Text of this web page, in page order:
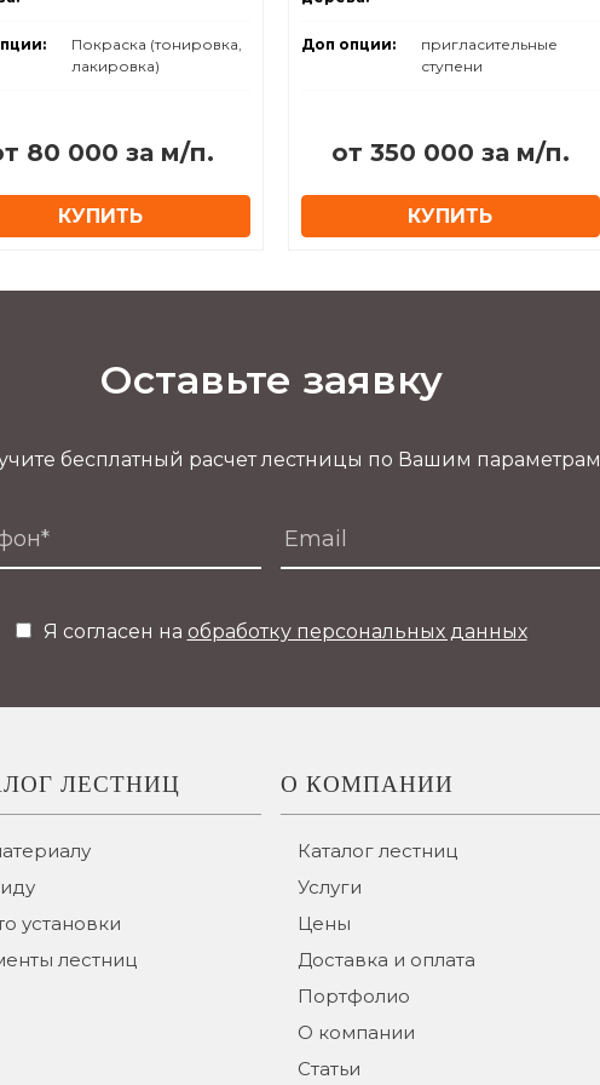
Покраска (тонировка,
лакировка)
80 000 за м/п.
КУПИТЬ
Доп опции:
пригласительные
ступени
от 350 000 за м/п.
КУПИТЬ
Оставьте заявку
бесплатный расчет лестницы по Вашим параметрам
Я согласен на обработку персональных данных
ЛЕСТНИЦ
установки
лестниц
О КОМПАНИИ
Каталог лестниц
Услуги
Цены
Доставка и оплата
Портфолио
О компании
Статьи